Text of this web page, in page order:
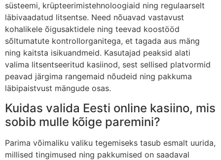
süsteemi, krüpteerimistehnoloogiaid ning regulaarselt
läbivaadatud litsentse. Need nõuavad vastavust
kohalikele õigusaktidele ning teevad koostööd
sõltumatute kontrollorganitega, et tagada aus mäng
ning kaitsta isikuandmeid. Kasutajad peaksid alati
valima litsentseeritud kasiinod, sest sellised platvormid
peavad järgima rangemaid nõudeid ning pakkuma
läbipaistvust mängude osas.
Kuidas valida Eesti online kasiino, mis
sobib mulle kõige paremini?
Parima võimaliku valiku tegemiseks tasub esmalt uurida,
millised tingimused ning pakkumised on saadaval